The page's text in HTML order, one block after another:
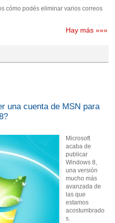
cómo podés eliminar varios correos
Hay más »»»
una cuenta de MSN para
Microsoft
acaba de
publicar
Windows 8,
una versión
mucho más
avanzada de
las que
estamos
acostumbrado
s.